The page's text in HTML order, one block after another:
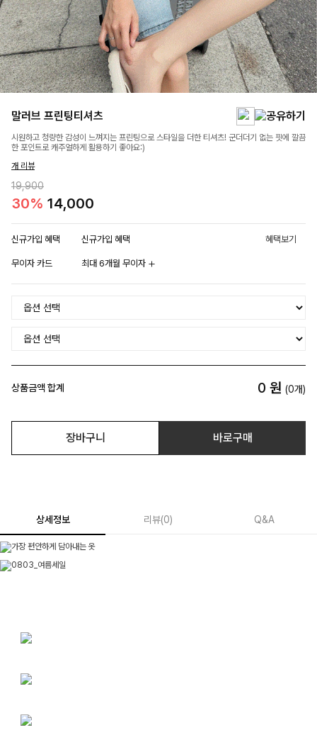
말러브 프린팅티셔츠
시원하고 청량한 감성이 느껴지는 프린팅으로 스타일을 더한 티셔츠! 군더더기 없는 핏에 깔끔
한 포인트로 캐주얼하게 활용하기 좋아요:)
개 리뷰
19,900
30% 14,000
신규가입 혜택 신규가입 혜택 혜택보기
무이자 카드 최대 6개월 무이자
상품금액 합계 0 원 (0개)
장바구니 바로구매
상세정보 리뷰(0) Q&A